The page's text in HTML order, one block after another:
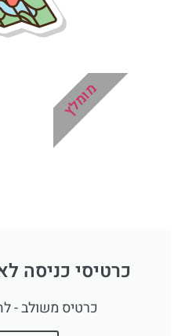
לחצו
כרטיסי כניסה
כרטיס משולב -
מומלץ